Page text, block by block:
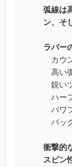
弧線は
ン、そ
ラバー
カウ
高い
鋭い
ハー
パワ
バッ
衝撃的
スピン